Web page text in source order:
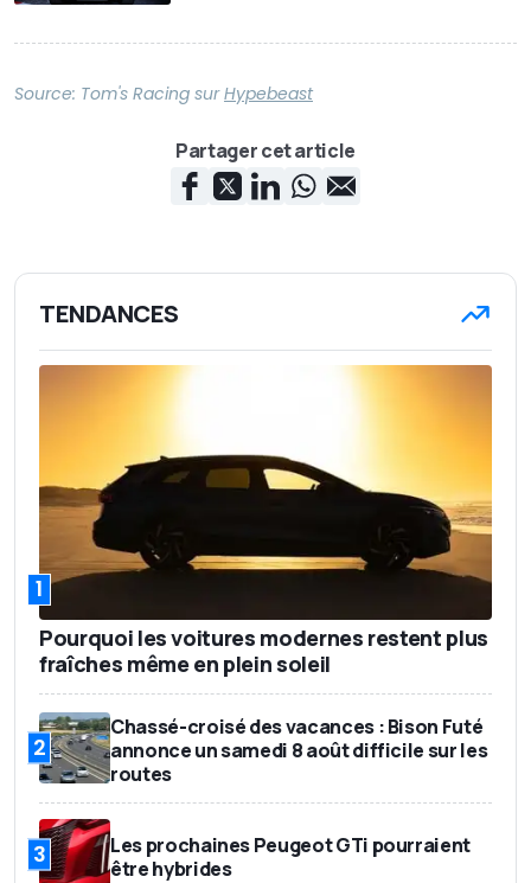
Source: Tom's Racing surHypebeast
Partager cet article
TENDANCES
1
Pourquoi les voitures modernes restent plus
fraîches même en plein soleil
2
Chassé-croisé des vacances : Bison Futé
annonce un samedi 8 août difficile sur les
routes
3
Les prochaines Peugeot GTi pourraient
être hybrides